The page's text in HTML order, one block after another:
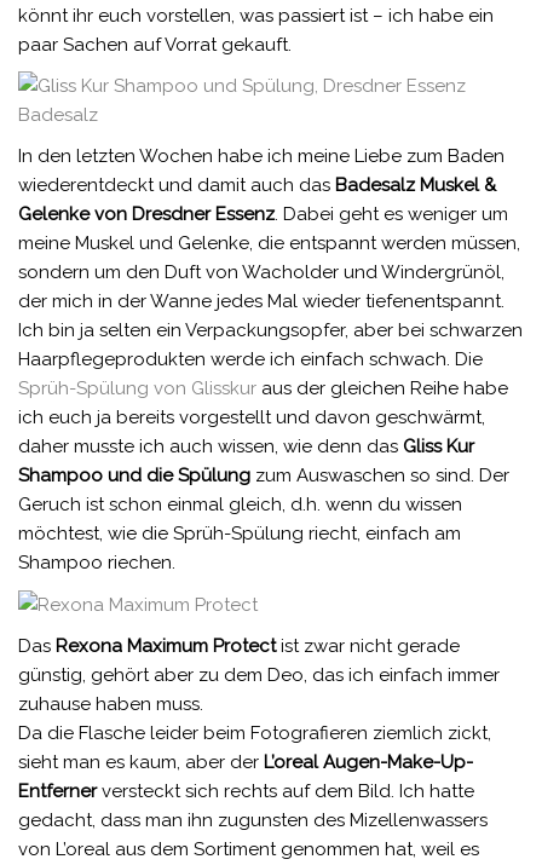
könnt ihr euch vorstellen, was passiert ist – ich habe ein
paar Sachen auf Vorrat gekauft.
In den letzten Wochen habe ich meine Liebe zum Baden
wiederentdeckt und damit auch das Badesalz Muskel &
Gelenke von Dresdner Essenz. Dabei geht es weniger um
meine Muskel und Gelenke, die entspannt werden müssen,
sondern um den Duft von Wacholder und Windergrünöl,
der mich in der Wanne jedes Mal wieder tiefenentspannt.
Ich bin ja selten ein Verpackungsopfer, aber bei schwarzen
Haarpflegeprodukten werde ich einfach schwach. Die
Sprüh-Spülung von Glisskur aus der gleichen Reihe habe
ich euch ja bereits vorgestellt und davon geschwärmt,
daher musste ich auch wissen, wie denn das Gliss Kur
Shampoo und die Spülung zum Auswaschen so sind. Der
Geruch ist schon einmal gleich, d.h. wenn du wissen
möchtest, wie die Sprüh-Spülung riecht, einfach am
Shampoo riechen.
Das Rexona Maximum Protectist zwar nicht gerade
günstig, gehört aber zu dem Deo, das ich einfach immer
zuhause haben muss.
Da die Flasche leider beim Fotografieren ziemlich zickt,
sieht man es kaum, aber der L’oreal Augen-Make-Up-
Entfernerversteckt sich rechts auf dem Bild. Ich hatte
gedacht, dass man ihn zugunsten des Mizellenwassers
von L’oreal aus dem Sortiment genommen hat, weil es